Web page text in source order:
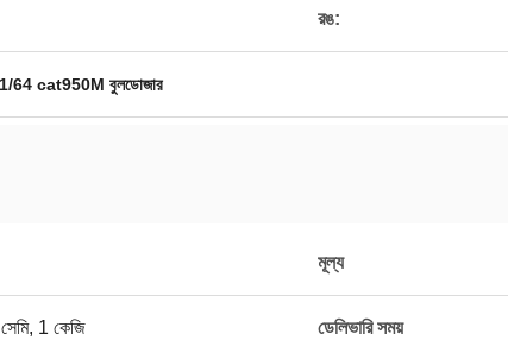
রঙ:
1/64 cat950M বুলডোজার
মূল্য
1 কেজি ডেলিভারি সময়